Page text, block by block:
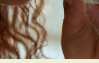
Recepty z TV
Speciál: Cuketa